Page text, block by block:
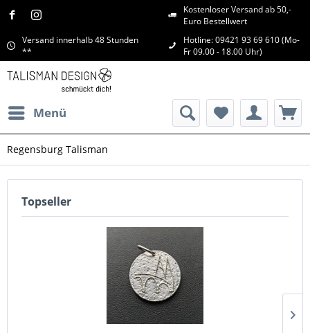
Kostenloser Versand ab 50,-
Euro Bestellwert
Versand innerhalb 48 Stunden
**
Hotline: 09421 93 69 610 (Mo-
Fr 09.00 - 18.00 Uhr)
Menü
Regensburg Talisman
Topseller